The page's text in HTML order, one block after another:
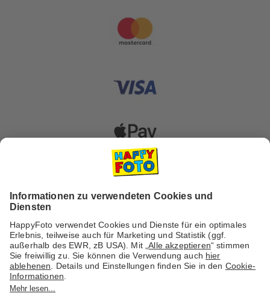
Versanddienstleister